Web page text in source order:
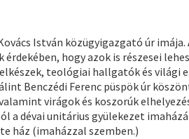
István közügyigazgató úr
hogy azok is részesei
teológiai hallgatók és világi
Benczédi Ferenc püspök úr
virágok és koszorúk
a dévai unitárius gyülekezet
ház (imaházzal szemben.)